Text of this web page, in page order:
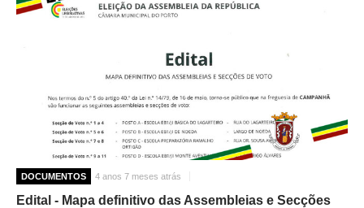
DOCUMENTOS 4 anos 7 meses atrás
Edital - Mapa definitivo das Assembleias e Secções